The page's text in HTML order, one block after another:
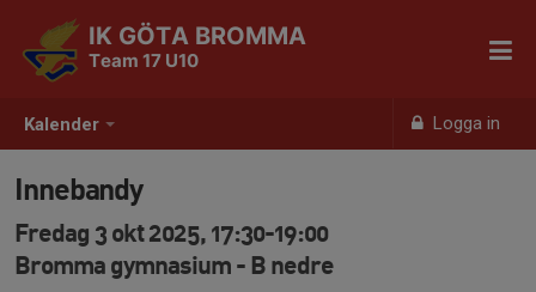
Kalender Logga in
IK GÖTA BROMMA
Team 17 U10
Innebandy
Fredag 3 okt 2025, 17:30-19:00
Bromma gymnasium - B nedre